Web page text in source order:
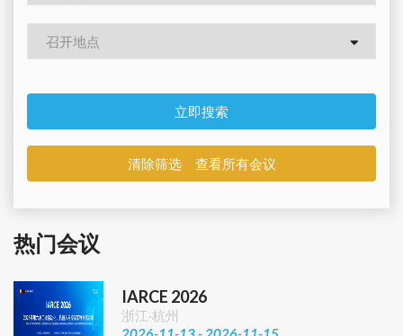
立即搜索
清除筛选 查看所有会议
热门会议
IARCE 2026
浙江·杭州